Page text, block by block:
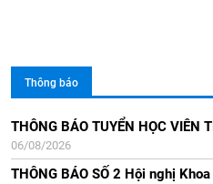
Thông báo
THÔNG BÁO TUYỂN
06/08/2026
THÔNG BÁO SỐ 2 Hội nghị
Thông báo Kết quả xét đạt tiêu
tại HĐGSCS Viện NLNTVN năm
21/07/2025